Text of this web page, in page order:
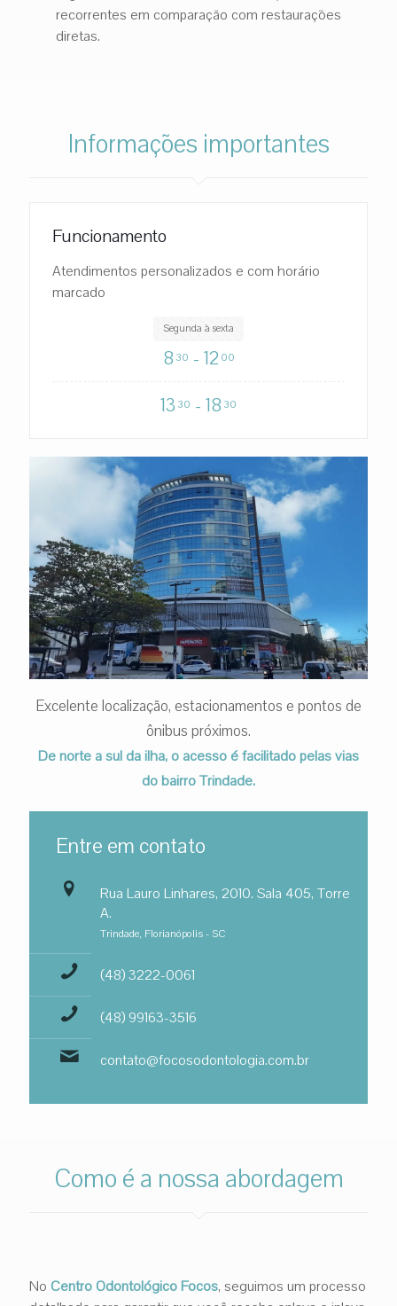
recorrentes em comparação com restaurações
diretas.
Informações importantes
Funcionamento
Atendimentos personalizados e com horário
marcado
Segunda à sexta
8 30 - 12 00
13 30 - 18 30
Excelente localização, estacionamentos e pontos de
ônibus próximos.
De norte a sul da ilha, o acesso é facilitado pelas vias
do bairro Trindade.
Entre em contato
Rua Lauro Linhares, 2010. Sala 405, Torre
A.
Trindade, Florianópolis - SC
(48) 3222-0061
(48) 99163-3516
contato@focosodontologia.com.br
Como é a nossa abordagem
No Centro Odontológico Focos, seguimos um processo